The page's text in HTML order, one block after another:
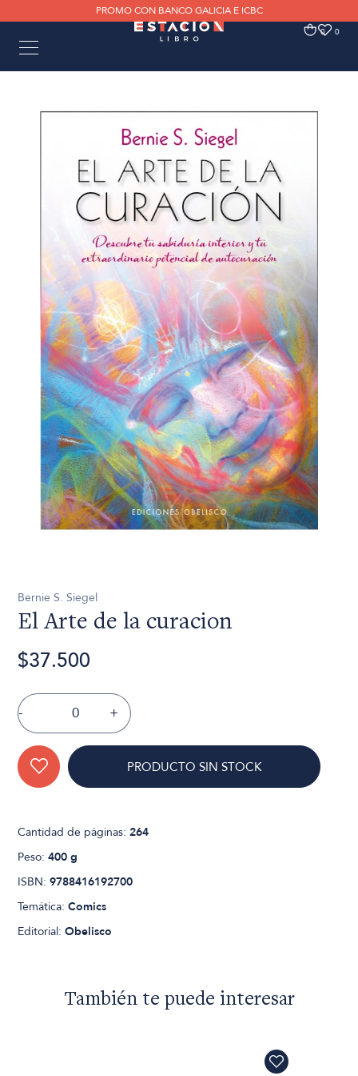
PROMO CON BANCO GALICIA E ICBC
0 0
Bernie S. Siegel
El Arte de la curacion
$37.500
- +
PRODUCTO SIN STOCK
Cantidad de páginas:264
Peso:400 g
ISBN:9788416192700
Temática:Comics
Editorial:Obelisco
También te puede interesar